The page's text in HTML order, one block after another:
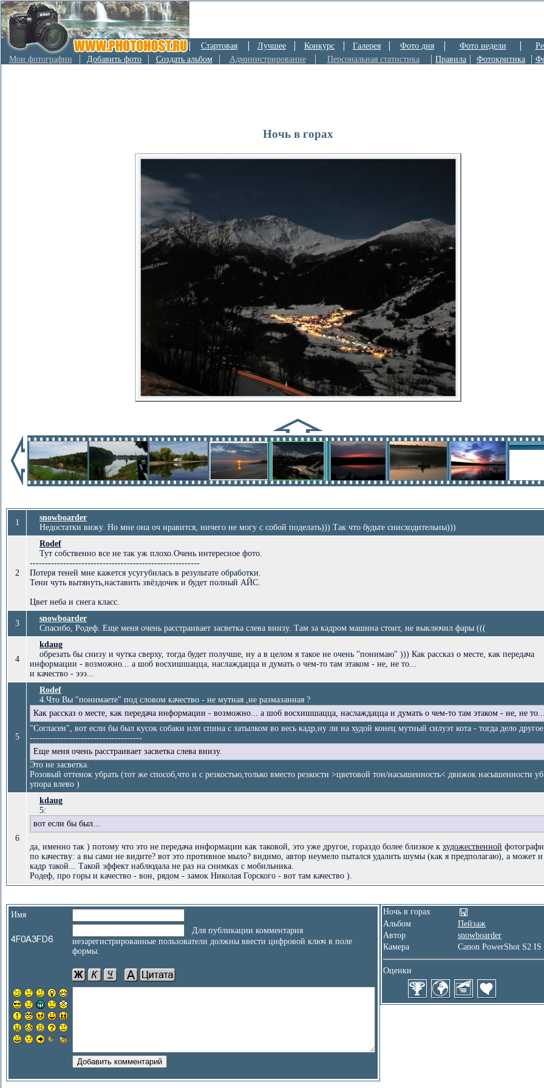
Стартовая Лучшее Конкурс Галерея Фото дня Фото недели
Мои фотографии
Добавить фото Создать альбом Администрирование Персональная статистика Правила Фотокритика
Ночь в горах
1
snowboarder
Недостатки вижу. Но мне она оч нравится, ничего не могу с собой поделать))) Так что будьте снисходительны)))
2
Rodef
Тут собственно все не так уж плохо.Очень интересное фото.
--------------------------------------------------------
Потеря теней мне кажется усугубилась в результате обработки.
Тени чуть вытянуть,наставить звёздочек и будет полный АЙС.
Цвет неба и снега класс.
3
snowboarder
Спасибо, Родеф. Еще меня очень расстраивает засветка слева внизу. Там за кадром машина стоит, не выключил фары (((
4
kdaug
обрезать бы снизу и чутка сверху, тогда будет получше, ну а в целом я такое не очень "понимаю" ))) Как рассказ о месте, как передача
информации - возможно... а шоб восхишшацца, наслаждацца и думать о чем-то там этаком - не, не то...
и качество - эээ...
5
Rodef
4.Что Вы "понимаете" под словом качество - не мутная ,не размазанная ?
Как рассказ о месте, как передача информации - возможно... а шоб восхишшацца, наслаждацца и думать о чем-то там этаком - не, не то...
"Согласен", вот если бы был кусок собаки или спина с затылком во весь кадр,ну ли на худой конец мутный силуэт кота - тогда дело
-------------------------------------
Еще меня очень расстраивает засветка слева внизу.
Это не засветка.
Розовый оттенок убрать (тот же способ,что и с резкостью,только вместо резкости >цветовой тон/насышенность< движок насышенности
упора влево )
6
kdaug
5:
вот если бы был...
да, именно так ) потому что это не передача информации как таковой, это уже другое, гораздо более близкое к художественной
по качеству: а вы сами не видите? вот это противное мыло? видимо, автор неумело пытался удалить шумы (как я предполагаю), а может
кадр такой... Такой эффект наблюдала не раз на снимках с мобильника.
Родеф, про горы и качество - вон, рядом - замок Николая Горского - вот там качество ).
Имя
Для публикации комментария
незарегистрированные пользователи должны ввести цифровой ключ в поле
формы.
Ночь в горах
Альбом
Пейзаж
Автор
snowboarder
Камера
Canon PowerShot S2 IS
Оценки